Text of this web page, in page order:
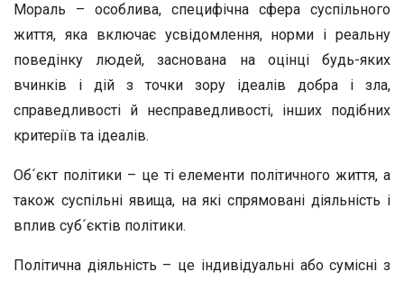
Мораль – особлива, специфічна сфера суспільного
життя, яка включає усвідомлення, норми і реальну
поведінку людей, заснована на оцінці будь-яких
вчинків і дій з точки зору ідеалів добра і зла,
справедливості й несправедливості, інших подібних
критеріїв та ідеалів.
Об´єкт політики – це ті елементи політичного життя, а
також суспільні явища, на які спрямовані діяльність і
вплив суб´єктів політики.
Політична діяльність – це індивідуальні або сумісні з